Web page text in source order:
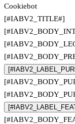
Cookiebot
[#IABV2_TITLE#]